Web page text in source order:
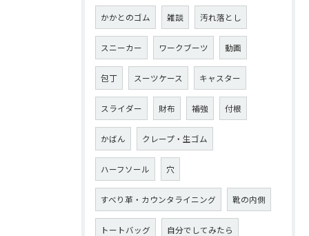
かかとのゴム 雑談 汚れ落とし
スニーカー ワークブーツ 動画
包丁 スーツケース キャスター
スライダー 財布 補強 付根
かばん クレープ・生ゴム
ハーフソール 穴
すべり革・カウンタライニング 靴の内側
トートバッグ 自分でしてみたら